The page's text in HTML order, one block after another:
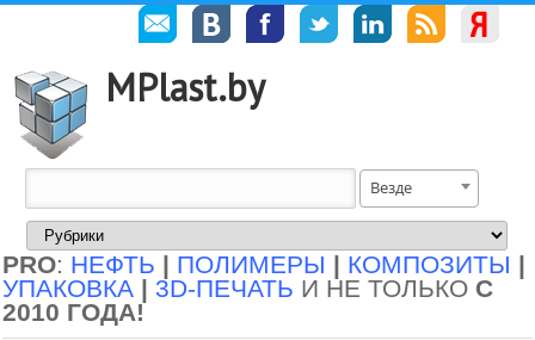
MPlast.by
Везде
PRO: НЕФТЬ | ПОЛИМЕРЫ | КОМПОЗИТЫ |
УПАКОВКА | 3D-ПЕЧАТЬ И НЕ ТОЛЬКО С
2010 ГОДА!